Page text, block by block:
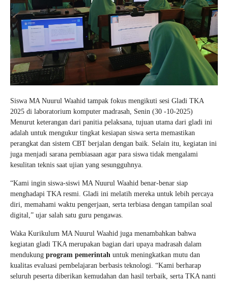
Siswa MA Nuurul Waahid tampak fokus mengikuti sesi Gladi TKA
2025 di laboratorium komputer madrasah, Senin (30 -10-2025)
Menurut keterangan dari panitia pelaksana, tujuan utama dari gladi ini
adalah untuk mengukur tingkat kesiapan siswa serta memastikan
perangkat dan sistem CBT berjalan dengan baik. Selain itu, kegiatan ini
juga menjadi sarana pembiasaan agar para siswa tidak mengalami
kesulitan teknis saat ujian yang sesungguhnya.
“Kami ingin siswa-siswi MA Nuurul Waahid benar-benar siap
menghadapi TKA resmi. Gladi ini melatih mereka untuk lebih percaya
diri, memahami waktu pengerjaan, serta terbiasa dengan tampilan soal
digital,” ujar salah satu guru pengawas.
Waka Kurikulum MA Nuurul Waahid juga menambahkan bahwa
kegiatan gladi TKA merupakan bagian dari upaya madrasah dalam
mendukung program pemerintah untuk meningkatkan mutu dan
kualitas evaluasi pembelajaran berbasis teknologi. “Kami berharap
seluruh peserta diberikan kemudahan dan hasil terbaik, serta TKA nanti